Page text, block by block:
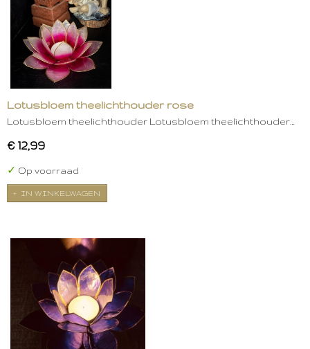
Lotusbloem theelichthouder rose
Lotusbloem theelichthouder Lotusbloem theelichthouder…
€ 12,99
✓ Op voorraad
IN WINKELWAGEN